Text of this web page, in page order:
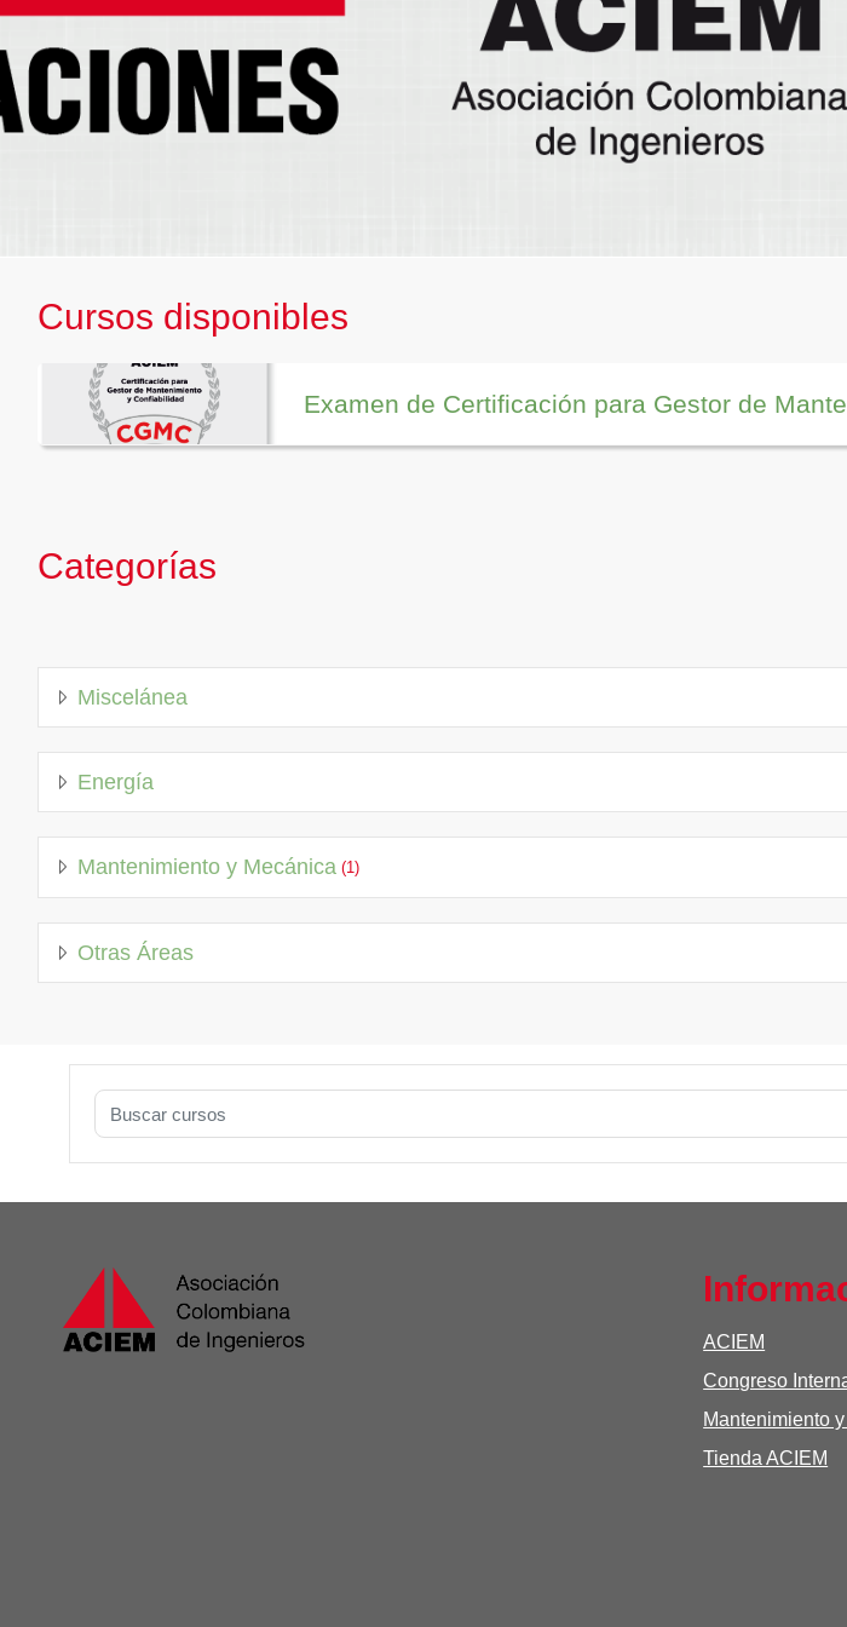
Cursos disponibles
Examen de Certificación para Gestor de
Categorías
Miscelánea
Energía
Mantenimiento y Mecánica (1)
Otras Áreas
Buscar cursos
ACIEM
Congreso
Mantenimiento
Tienda ACIEM